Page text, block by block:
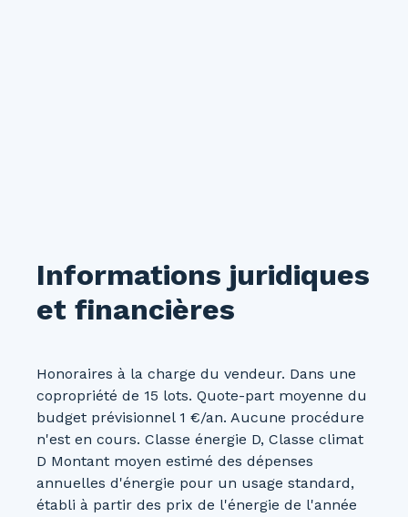
Informations juridiques
et financières
Honoraires à la charge du vendeur. Dans une
copropriété de 15 lots. Quote-part moyenne du
budget prévisionnel 1 €/an. Aucune procédure
n'est en cours. Classe énergie D, Classe climat
D Montant moyen estimé des dépenses
annuelles d'énergie pour un usage standard,
établi à partir des prix de l'énergie de l'année